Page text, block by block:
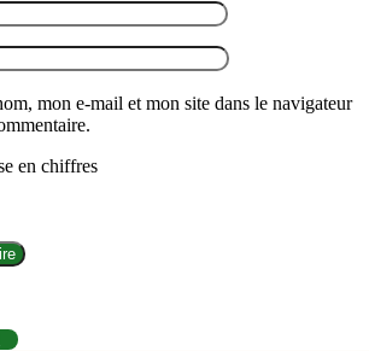
mon e-mail et mon site dans le navigateur
en chiffres